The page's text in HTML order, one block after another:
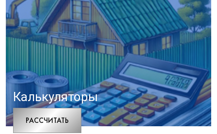
Калькуляторы
РАCСЧИТАТЬ